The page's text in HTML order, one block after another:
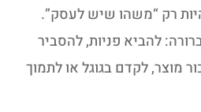
רק “משהו שיש לעסק”.
להביא פניות, להסביר
מוצר, לקדם בגוגל או לתמוך